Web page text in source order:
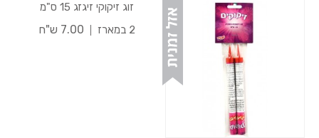
זוג זיקוקי זיגזג 15 ס"מ
2 במארז
7.00 ש"ח